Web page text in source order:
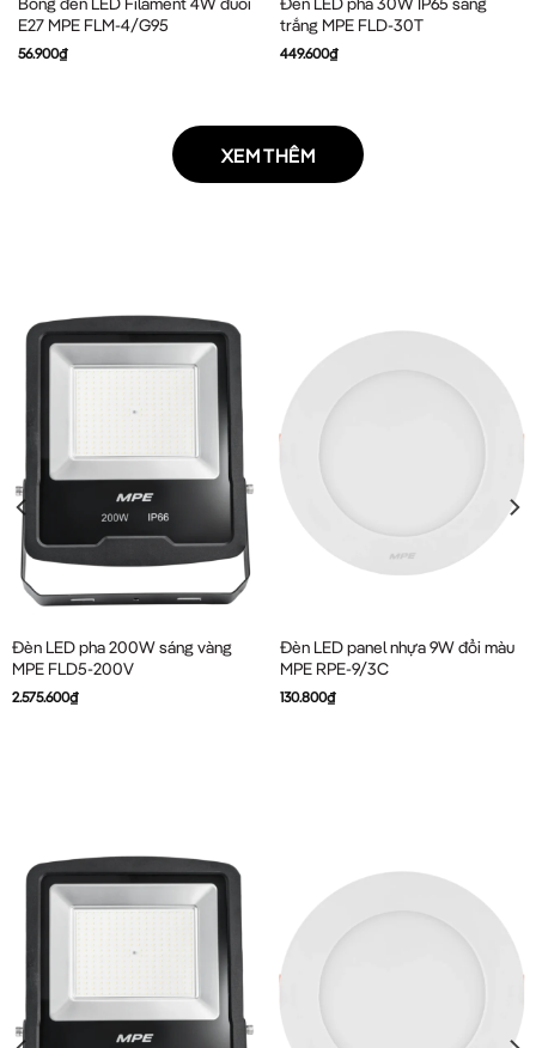
E27 MPE FLM-4/G95
56.900₫
trắng MPE FLD-30T
449.600₫
XEM THÊM
Đèn LED pha 200W sáng vàng
MPE FLD5-200V
2.575.600₫
Đèn LED panel nhựa 9W đổi màu
MPE RPE-9/3C
130.800₫